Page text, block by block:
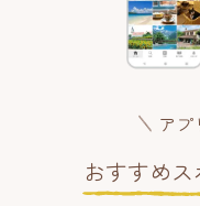
アプ
おすすめ